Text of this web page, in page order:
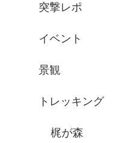
突撃レポ
イベント
景観
トレッキング
梶が森